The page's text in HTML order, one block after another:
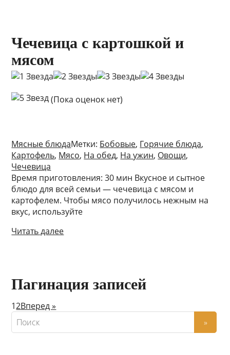
Чечевица с картошкой и
мясом
(Пока оценок нет)
Мясные блюдаМетки: Бобовые, Горячие блюда,
Картофель, Мясо, На обед, На ужин, Овощи,
Чечевица
Время приготовления: 30 мин Вкусное и сытное
блюдо для всей семьи — чечевица с мясом и
картофелем. Чтобы мясо получилось нежным на
вкус, используйте
Читать далее
Пагинация записей
12Вперед »